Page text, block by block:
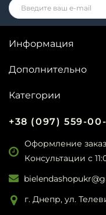
Информация
Дополнительно
Категории
+38 (097) 559-
Оформление
Консультации с
г. Днепр, ул.